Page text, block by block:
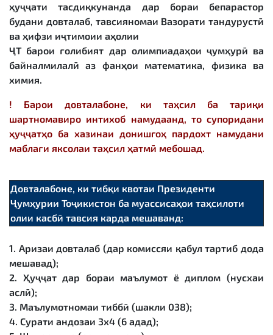
ҳуҷҷати тасдиқкунанда дар бораи бепарастор
будани довталаб, тавсияномаи Вазорати тандурустӣ
ва ҳифзи иҷтимоии аҳолии
ҶТ барои ғолибият дар олимпиадаҳои ҷумҳурӣ ва
байналмилалӣ аз фанҳои математика, физика ва
химия.
! Барои довталабоне, ки таҳсил ба тариқи
шартномавиро интихоб намудаанд, то супоридани
ҳуҷҷатҳо ба хазинаи донишгоҳ пардохт намудани
маблағи яксолаи таҳсил ҳатмӣ мебошад.
Довталабоне, ки тибқи квотаи Президенти
Ҷумҳурии Тоҷикистон ба муассисаҳои таҳсилоти
олии касбӣ тавсия карда мешаванд:
1. Аризаи довталаб (дар комиссяи қабул тартиб дода
мешавад);
2. Ҳуҷҷат дар бораи маълумот ё диплом (нусхаи
аслӣ);
3. Маълумотномаи тиббӣ (шакли 038);
4. Сурати андозаи 3х4 (6 адад);